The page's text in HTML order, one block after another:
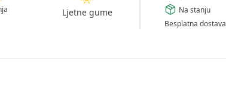
Ljetne gume
Na stanju
Besplatna dostava